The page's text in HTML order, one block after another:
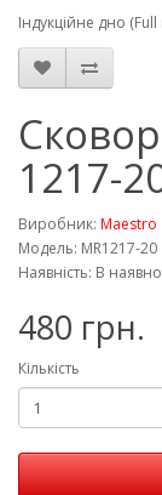
Індукційне дно
1217-
Виробник: Maestro
Модель: MR1217-20
Наявність: В
480 грн.
Кількість